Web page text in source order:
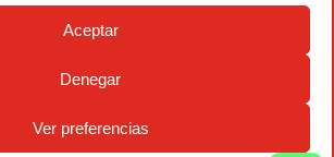
Aceptar
Denegar
Ver preferencias